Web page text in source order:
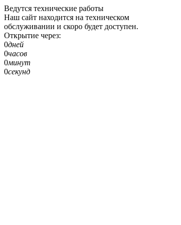
Ведутся технические работы
Наш сайт находится на техническом
обслуживании и скоро будет доступен.
Открытие через:
0дней
0часов
0минут
0секунд